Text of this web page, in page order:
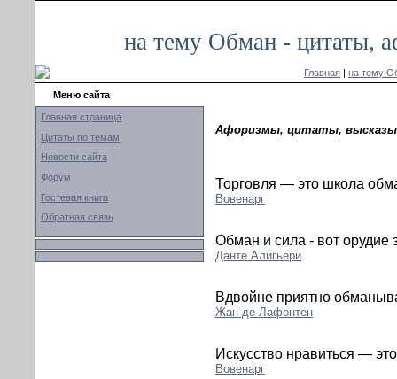
на тему Обман - цитаты,
Главная | на тему
Меню сайта
Главная страница
Цитаты по темам
Новости сайта
Форум
Гостевая книга
Обратная связь
Афоризмы, цитаты,
Торговля — это школа
Вовенарг
Обман и сила - вот орудие
Данте Алигьери
Вдвойне приятно
Жан де Лафонтен
Искусство нравиться —
Вовенарг